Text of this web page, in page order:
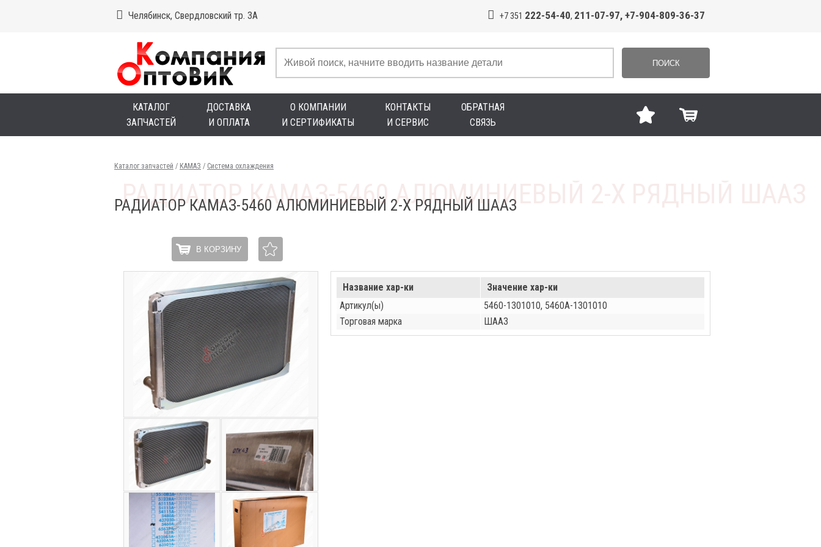
Челябинск, Свердловский тр. 3А +7 351 222-54-40, 211-07-97, +7-904-809-36-37
ПОИСК
КАТАЛОГ
ЗАПЧАСТЕЙ
ДОСТАВКА
И ОПЛАТА
О КОМПАНИИ
И СЕРТИФИКАТЫ
КОНТАКТЫ
И СЕРВИС
ОБРАТНАЯ
СВЯЗЬ
Каталог запчастей / КАМАЗ / Система охлаждения
РАДИАТОР КАМАЗ-5460 АЛЮМИНИЕВЫЙ 2-Х РЯДНЫЙ ШААЗ
В КОРЗИНУ
Название хар-ки
Значение хар-ки
Артикул(ы)
5460-1301010, 5460А-1301010
Торговая марка
ШААЗ